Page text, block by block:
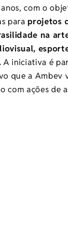
com o
para projetos
na
A iniciativa é
que a Ambev
com ações de